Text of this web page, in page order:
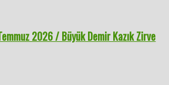
2026 / Büyük Demir Kazık Zirve